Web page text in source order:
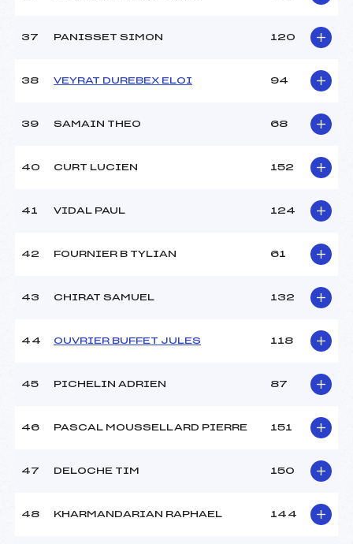
37 PANISSET SIMON 120
38 VEYRAT DUREBEX ELOI 94
39 SAMAIN THEO 68
40 CURT LUCIEN 152
41 VIDAL PAUL 124
42 FOURNIER B TYLIAN 61
43 CHIRAT SAMUEL 132
44 OUVRIER BUFFET JULES 118
45 PICHELIN ADRIEN 87
46 PASCAL MOUSSELLARD PIERRE 151
47 DELOCHE TIM 150
48 KHARMANDARIAN RAPHAEL 144